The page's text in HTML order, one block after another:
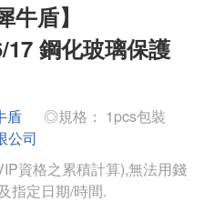
牛盾】
鋼化玻璃保護
盾
◎規格： 1pcs包裝
公司
資格之累積計算),無法用錢
指定日期/時間.